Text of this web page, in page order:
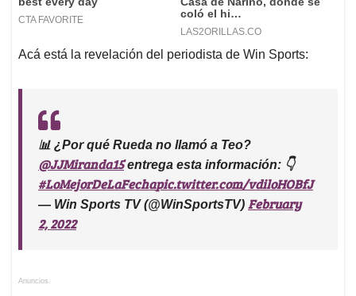
Acá está la revelación del periodista de Win Sports:
📊 ¿Por qué Rueda no llamó a Teo?
@JJMiranda15entrega esta información: 👇
#LoMejorDeLaFechapic.twitter.com/vdiloHOBfJ
— Win Sports TV (@WinSportsTV) February
2, 2022
Anuncios.